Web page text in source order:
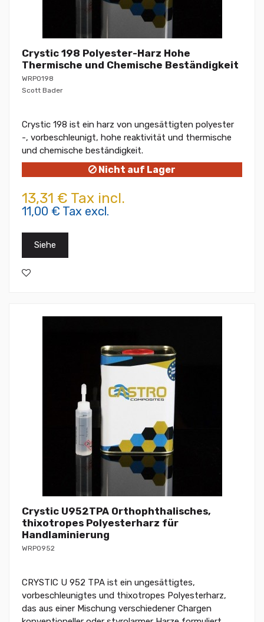
Crystic 198 Polyester-Harz Hohe
Thermische und Chemische Beständigkeit
WRP0198
Scott Bader
Crystic 198 ist ein harz von ungesättigten polyester
-, vorbeschleunigt, hohe reaktivität und thermische
und chemische beständigkeit.
Nicht auf Lager
13,31 € Tax incl.
11,00 € Tax excl.
Siehe
Crystic U952TPA Orthophthalisches,
thixotropes Polyesterharz für
Handlaminierung
WRP0952
CRYSTIC U 952 TPA ist ein ungesättigtes,
vorbeschleunigtes und thixotropes Polyesterharz,
das aus einer Mischung verschiedener Chargen